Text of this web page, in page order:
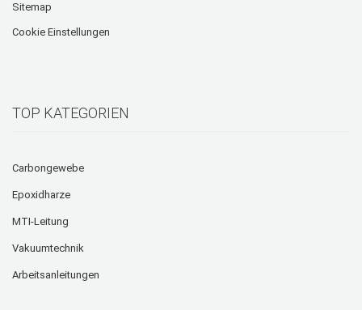
Sitemap
Cookie Einstellungen
TOP KATEGORIEN
Carbongewebe
Epoxidharze
MTI-Leitung
Vakuumtechnik
Arbeitsanleitungen